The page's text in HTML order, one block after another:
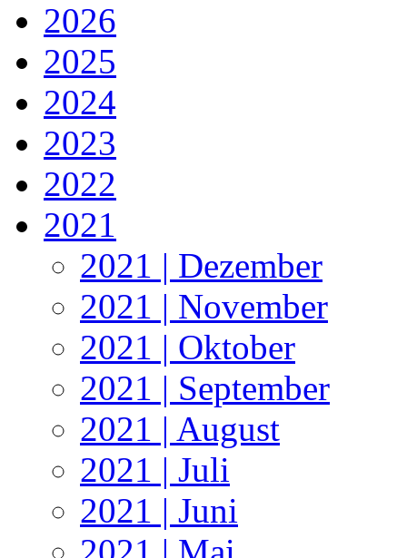
2026
2025
2024
2023
2022
2021
2021 | Dezember
2021 | November
2021 | Oktober
2021 | September
2021 | August
2021 | Juli
2021 | Juni